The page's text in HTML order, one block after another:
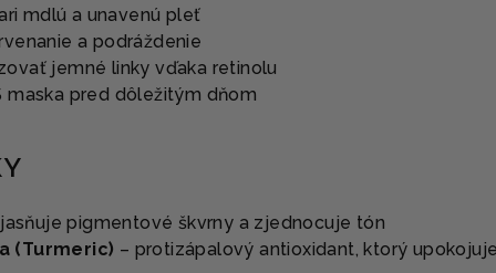
mdlú a unavenú pleť
a podráždenie
jemné linky vďaka retinolu
maska pred dôležitým dňom
pigmentové škvrny a zjednocuje tón
(Turmeric) – protizápalový antioxidant, ktorý